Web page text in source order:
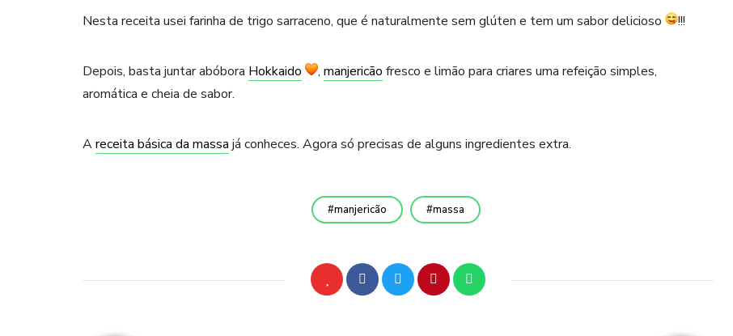
Nesta receita usei farinha de trigo sarraceno, que é naturalmente sem glúten e tem um sabor delicioso !!!
Depois, basta juntar abóbora Hokkaido , manjericão fresco e limão para criares uma refeição simples,
aromática e cheia de sabor.
Areceita básica da massa já conheces. Agora só precisas de alguns ingredientes extra.
manjericão massa